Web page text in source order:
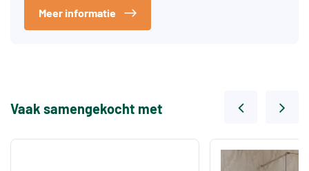
Meer informatie
Vaak samengekocht met